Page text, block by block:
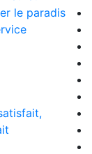
le paradis